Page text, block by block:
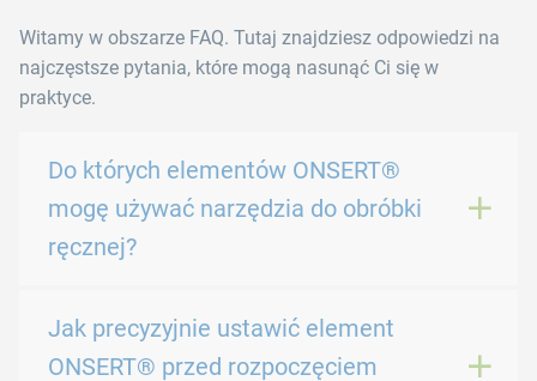
Witamy w obszarze FAQ. Tutaj znajdziesz odpowiedzi na
najczęstsze pytania, które mogą nasunąć Ci się w
praktyce.
Do których elementów ONSERT®
mogę używać narzędzia do obróbki
ręcznej?
Jak precyzyjnie ustawić element
ONSERT® przed rozpoczęciem